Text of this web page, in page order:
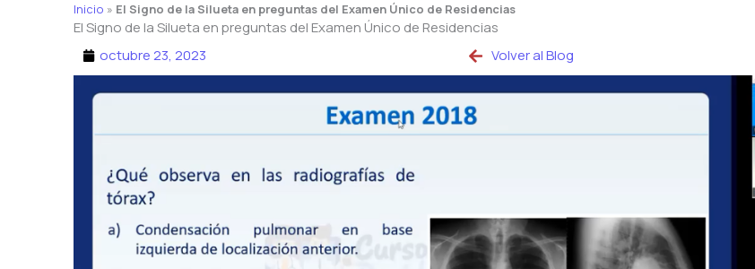
Inicio » El Signo de la Silueta en preguntas del Examen Único de Residencias
El Signo de la Silueta en preguntas del Examen Único de Residencias
octubre 23, 2023
Volver al Blog